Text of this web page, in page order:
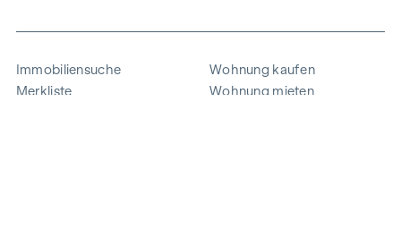
Immobiliensuche
Merkliste
Wohnung kaufen
Wohnung mieten